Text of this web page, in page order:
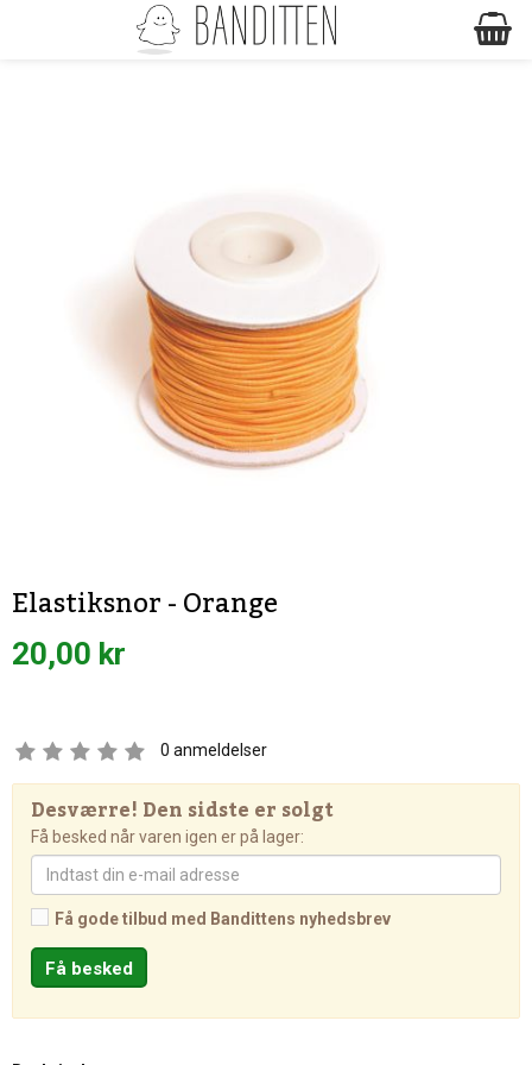
Elastiksnor - Orange
20,00 kr
0 anmeldelser
Desværre! Den sidste er solgt
Få besked når varen igen er på lager:
Få gode tilbud med Bandittens nyhedsbrev